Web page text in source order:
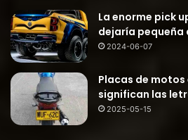
La enorme pick
dejaría pequeña
2024-06-07
Placas de motos
significan las
2025-05-15